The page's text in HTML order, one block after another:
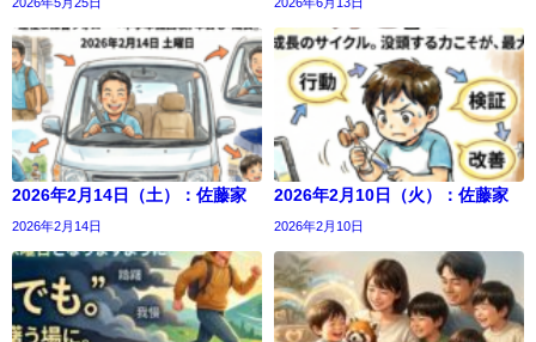
2026年2月14日（土）：佐藤家
2026年2月14日
2026年2月10日（火）：佐藤家
2026年2月10日